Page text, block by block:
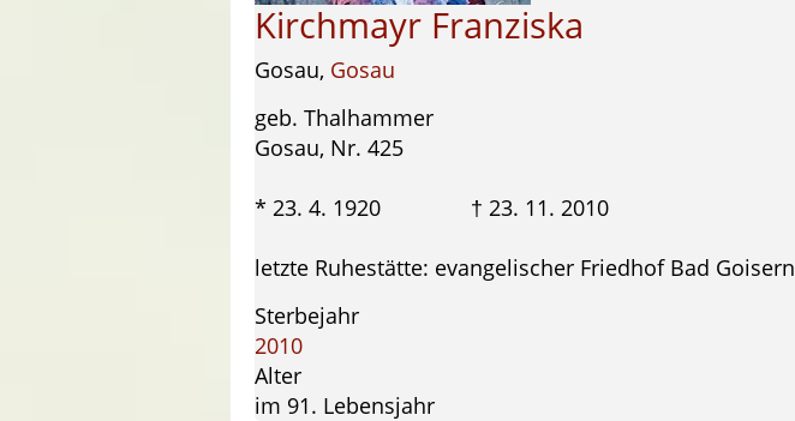
Kirchmayr Franziska
Gosau, Gosau
geb. Thalhammer
Gosau, Nr. 425
* 23. 4. 1920 † 23. 11. 2010
letzte Ruhestätte: evangelischer Friedhof Bad Goisern
Sterbejahr
2010
Alter
im 91. Lebensjahr